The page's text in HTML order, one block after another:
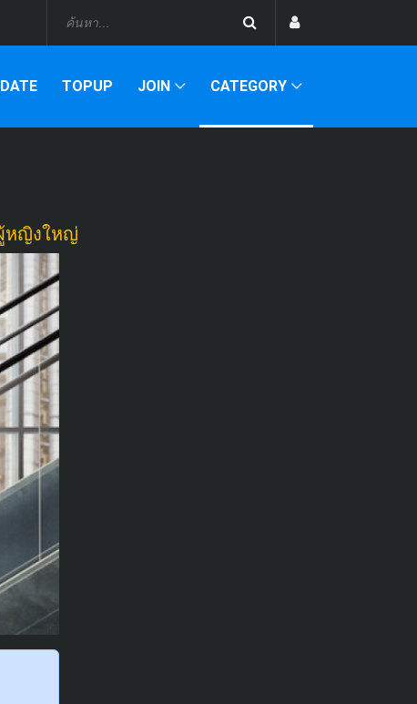
TOPUP JOIN CATEGORY
หญิงใหญ่